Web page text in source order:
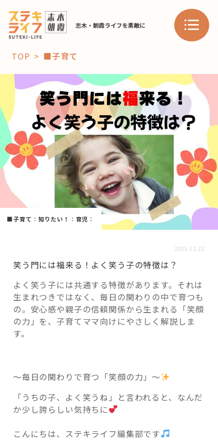
志木・朝霞ライフを素敵に
「コト」
子育て
暮らし
おすすめ
スポット 学び・教育
「場」
HAREL HAREL
活用事例
「モノ」
fleXe リノベ事例
「ひと」
コーディネーター紹介
TOP ■子育て
■子育て ： 知りたい！ ： 育児 ：
2025.12.22
笑う門には福来る！よく笑う子の特徴は？
よく笑う子には共通する特徴があります。それは
生まれつきではなく、毎日の関わりの中で育つも
の。安心感や親子の信頼関係から生まれる「笑顔
の力」を、子育てママ向けにやさしく解説しま
す。
〜毎日の関わりで育つ「笑顔の力」〜
「うちの子、よく笑うね」と言われると、なんだ
か少し誇らしい気持ちに
こんにちは、ステキライフ編集部です